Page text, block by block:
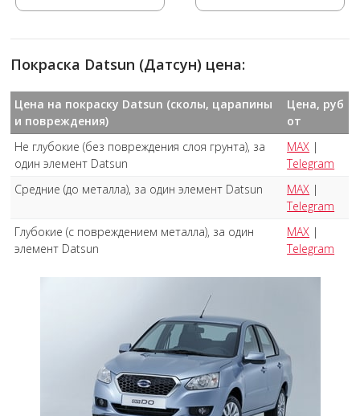
Покраска Datsun (Датсун) цена:
Цена на покраску Datsun (сколы, царапины
и повреждения)
Цена, руб
от
Не глубокие (без повреждения слоя грунта), за
один элемент Datsun
MAX |
Telegram
Средние (до металла), за один элемент Datsun
MAX |
Telegram
Глубокие (с повреждением металла), за один
элемент Datsun
MAX |
Telegram